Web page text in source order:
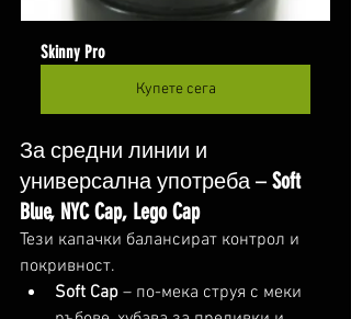
Skinny Pro
Купете сега
За средни линии и
универсална употреба – Soft
Blue, NYC Cap, Lego Cap
Тези капачки балансират контрол и
покривност.
Soft Cap – по-мека струя с меки